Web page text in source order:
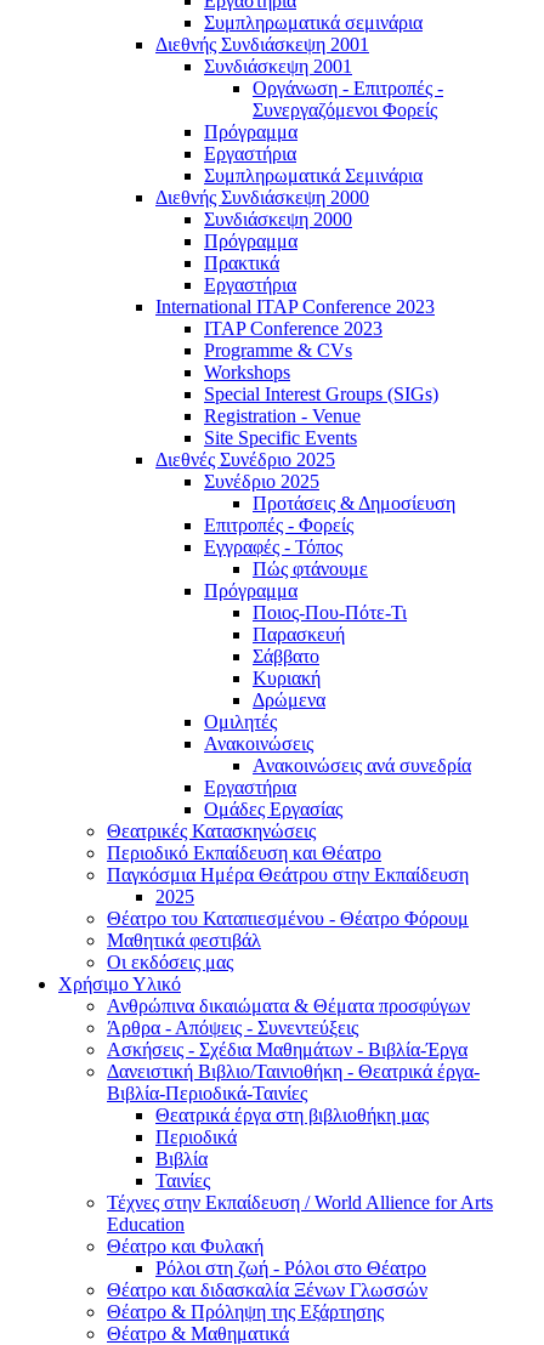
Συμπληρωματικά σεμινάρια
Διεθνής Συνδιάσκεψη 2001
Συνδιάσκεψη 2001
Οργάνωση - Επιτροπές -
Συνεργαζόμενοι Φορείς
Πρόγραμμα
Εργαστήρια
Συμπληρωματικά Σεμινάρια
Διεθνής Συνδιάσκεψη 2000
Συνδιάσκεψη 2000
Πρόγραμμα
Πρακτικά
Εργαστήρια
International ITAP Conference 2023
ITAP Conference 2023
Programme & CVs
Workshops
Special Interest Groups (SIGs)
Registration - Venue
Site Specific Events
Διεθνές Συνέδριο 2025
Συνέδριο 2025
Προτάσεις & Δημοσίευση
Επιτροπές - Φορείς
Εγγραφές - Τόπος
Πώς φτάνουμε
Πρόγραμμα
Ποιος-Που-Πότε-Τι
Παρασκευή
Σάββατο
Κυριακή
Δρώμενα
Ομιλητές
Ανακοινώσεις
Ανακοινώσεις ανά συνεδρία
Εργαστήρια
Ομάδες Εργασίας
Θεατρικές Κατασκηνώσεις
Περιοδικό Εκπαίδευση και Θέατρο
Παγκόσμια Ημέρα Θεάτρου στην Εκπαίδευση
2025
Θέατρο του Καταπιεσμένου - Θέατρο Φόρουμ
Μαθητικά φεστιβάλ
Οι εκδόσεις μας
Χρήσιμο Υλικό
Ανθρώπινα δικαιώματα & Θέματα προσφύγων
Άρθρα - Απόψεις - Συνεντεύξεις
Ασκήσεις - Σχέδια Μαθημάτων - Βιβλία-Έργα
Δανειστική Βιβλιο/Ταινιοθήκη - Θεατρικά έργα-
Βιβλία-Περιοδικά-Ταινίες
Θεατρικά έργα στη βιβλιοθήκη μας
Περιοδικά
Βιβλία
Ταινίες
Τέχνες στην Εκπαίδευση / World Allience for Arts
Education
Θέατρο και Φυλακή
Ρόλοι στη ζωή - Ρόλοι στο Θέατρο
Θέατρο και διδασκαλία Ξένων Γλωσσών
Θέατρο & Πρόληψη της Εξάρτησης
Θέατρο & Μαθηματικά